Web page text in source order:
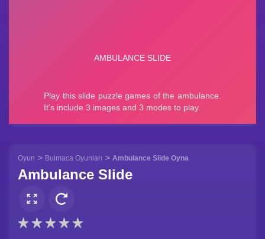
Oyun > Bulmaca Oyunları > Ambulance Slide Oyna
Ambulance Slide